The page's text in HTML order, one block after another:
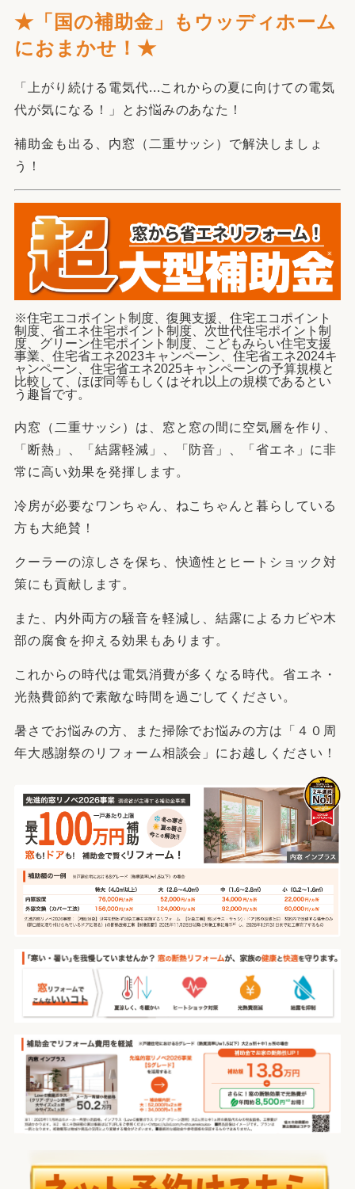
★「国の補助金」もウッディホーム
におまかせ！★
「上がり続ける電気代...これからの夏に向けての電気
代が気になる！」とお悩みのあなた！
補助金も出る、内窓（二重サッシ）で解決しましょ
う！
※住宅エコポイント制度、復興支援、住宅エコポイント
制度、省エネ住宅ポイント制度、次世代住宅ポイント制
度、グリーン住宅ポイント制度、こどもみらい住宅支援
事業、住宅省エネ2023キャンペーン、住宅省エネ2024キ
ャンペーン、住宅省エネ2025キャンペーンの予算規模と
比較して、ほぼ同等もしくはそれ以上の規模であるとい
う趣旨です。
内窓（二重サッシ）は、窓と窓の間に空気層を作り、
「断熱」、「結露軽減」、「防音」、「省エネ」に非
常に高い効果を発揮します。
冷房が必要なワンちゃん、ねこちゃんと暮らしている
方も大絶賛！
クーラーの涼しさを保ち、快適性とヒートショック対
策にも貢献します。
また、内外両方の騒音を軽減し、結露によるカビや木
部の腐食を抑える効果もあります。
これからの時代は電気消費が多くなる時代。省エネ・
光熱費節約で素敵な時間を過ごしてください。
暑さでお悩みの方、また掃除でお悩みの方は「４０周
年大感謝祭のリフォーム相談会」にお越しください！